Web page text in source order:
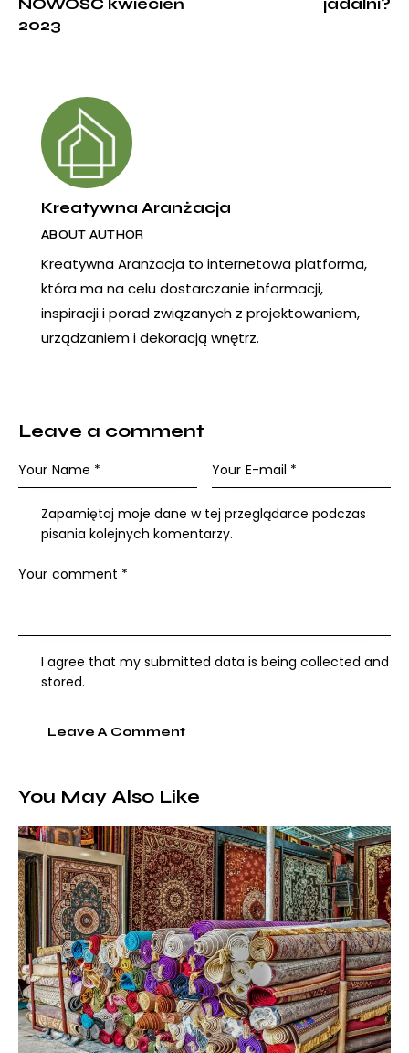
NOWOŚĆ kwiecień
2023
jadalni?
Kreatywna Aranżacja
ABOUT AUTHOR
Kreatywna Aranżacja to internetowa platforma,
która ma na celu dostarczanie informacji,
inspiracji i porad związanych z projektowaniem,
urządzaniem i dekoracją wnętrz.
Leave a comment
Zapamiętaj moje dane w tej przeglądarce podczas
pisania kolejnych komentarzy.
I agree that my submitted data is being collected and
stored.
You May Also Like